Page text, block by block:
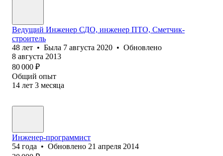
Ведущий Инженер СДО, инженер ПТО, Сметчик-
строитель
48 лет • Была 7 августа 2020 • Обновлено
8 августа 2013
80 000 ₽
Общий опыт
14 лет 3 месяца
Инженер-программист
54 года • Обновлено 21 апреля 2014